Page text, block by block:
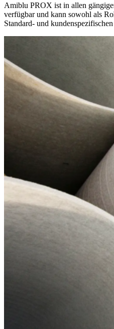
Amiblu PROX ist in allen
verfügbar und kann sowohl als
Standard‑ und